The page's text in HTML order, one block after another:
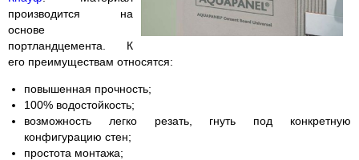
производится на
основе
портландцемента. К
его преимуществам относятся:
повышенная прочность;
100% водостойкость;
возможность легко резать, гнуть под конкретную
конфигурацию стен;
простота монтажа;